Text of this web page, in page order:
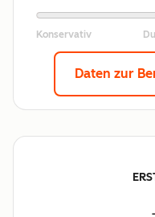
Daten zur